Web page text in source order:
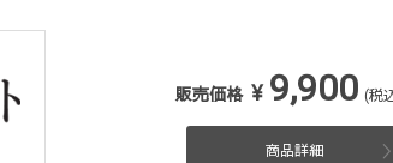
販売価格 ¥ 9,900 (税
商品詳細